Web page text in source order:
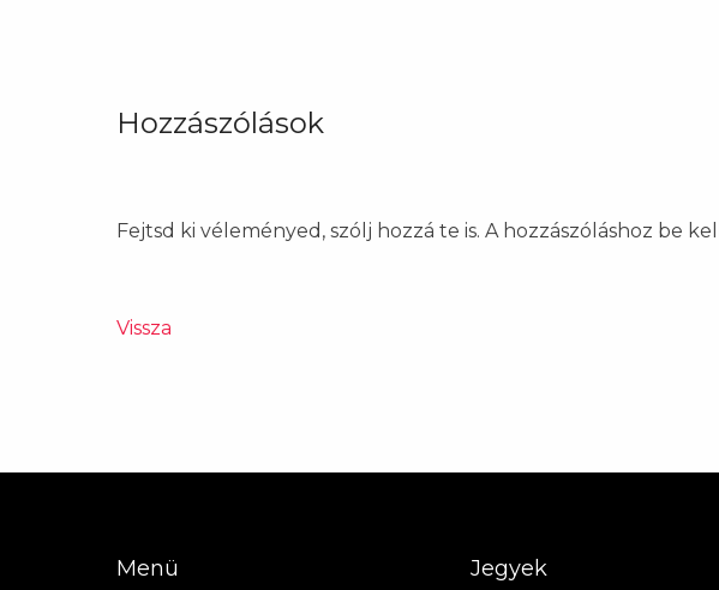
Hozzászólások
Fejtsd ki véleményed, szólj hozzá te is. A hozzászóláshoz be kell
Vissza
Menü Jegyek